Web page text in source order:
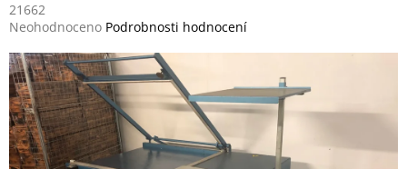
21662
Průměrné
produktu
je
0,0
z
5
hvězdiček.
Neohodnoceno Podrobnosti hodnocení